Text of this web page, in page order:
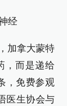
经
加拿大蒙特
，而是递给
，免费参观
医生协会与